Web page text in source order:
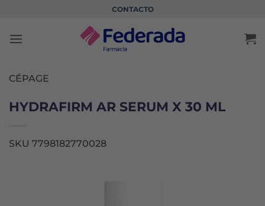
contenido
CONTACTO
CÉPAGE
HYDRAFIRM AR SERUM X 30 ML
SKU 7798182770028